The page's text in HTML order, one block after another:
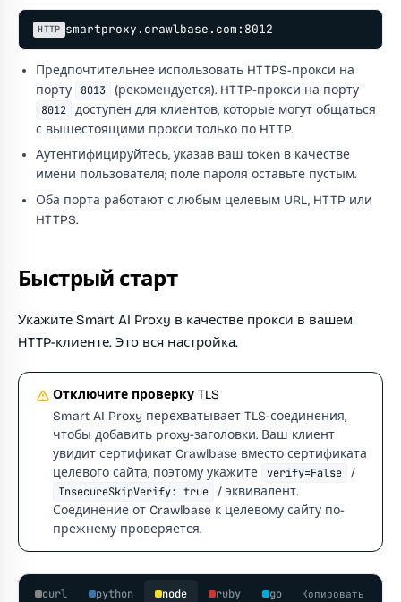
HTTP smartproxy.crawlbase.com:8012
Предпочтительнее использовать HTTPS-прокси на
порту
8013 (рекомендуется). HTTP-прокси на порту
8012
доступен для клиентов, которые могут общаться
с вышестоящими прокси только по HTTP.
Аутентифицируйтесь, указав ваш token в качестве
имени пользователя; поле пароля оставьте пустым.
Оба порта работают с любым целевым URL, HTTP или
HTTPS.
Быстрый старт
Укажите Smart AI Proxy в качестве прокси в вашем
HTTP-клиенте. Это вся настройка.
Отключите проверку TLS
Smart AI Proxy перехватывает TLS-соединения,
чтобы добавить proxy-заголовки. Ваш клиент
увидит сертификат Crawlbase вместо сертификата
целевого сайта, поэтому укажите
verify=False /
InsecureSkipVerify: true
/ эквивалент.
Соединение от Crawlbase к целевому сайту по-
прежнему проверяется.
curl python node ruby go Копировать